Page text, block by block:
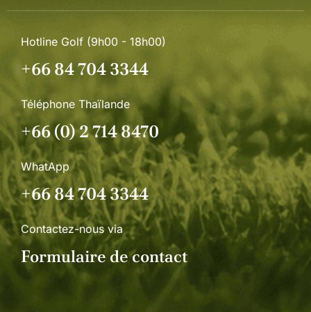
Hotline Golf (9h00 - 18h00)
+66 84 704 3344
Téléphone Thaïlande
+66 (0) 2 714 8470
WhatApp
+66 84 704 3344
Contactez-nous via
Formulaire de contact